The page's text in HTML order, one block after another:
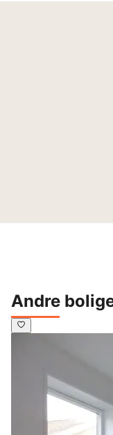
Andre